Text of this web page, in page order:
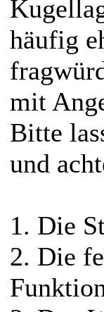
häufig
mit
Bitte
und
1. Die
2. Die